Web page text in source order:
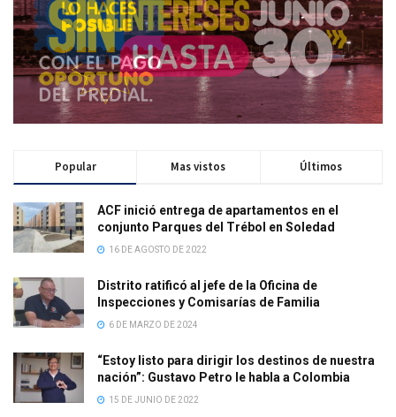
Popular Mas vistos Últimos
ACF inició entrega de apartamentos en el
conjunto Parques del Trébol en Soledad
16 DE AGOSTO DE 2022
Distrito ratificó al jefe de la Oficina de
Inspecciones y Comisarías de Familia
6 DE MARZO DE 2024
“Estoy listo para dirigir los destinos de nuestra
nación”: Gustavo Petro le habla a Colombia
15 DE JUNIO DE 2022